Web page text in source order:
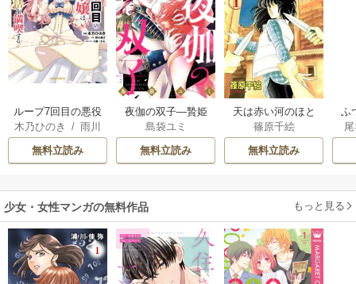
ループ7回目の悪役
令嬢は、元敵国で
自由気ままな花嫁
生活を満喫する
木乃ひのき /雨川
/ 八美☆わん
無料立読み
夜伽の双子―贄姫
は二人の王子に愛
される―
島袋ユミ
無料立読み
天は赤い河のほと
り
篠原千絵
無料立読み
ふ
少女・女性マンガの無料作品 もっと見る